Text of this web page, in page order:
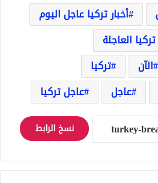
أخبار تركيا عاجل اليوم
تركيا العاجلة
الآن
تركيا
عاجل عاجل تركيا
نسخ الرابط